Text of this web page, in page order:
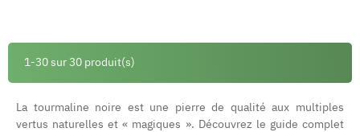
1-30 sur 30 produit(s)
La tourmaline noire est une pierre de qualité aux multiples
vertus naturelles et « magiques ». Découvrez le guide complet